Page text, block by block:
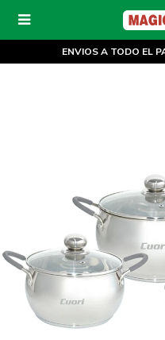

ENVIOS A TODO EL